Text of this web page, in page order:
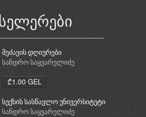
მეძავის დღიურები
სანდრო საყვარელიძე
₾1.00 GEL
სექსის სასწავლო უნივერსიტეტი
სანდრო საყვარელიძე